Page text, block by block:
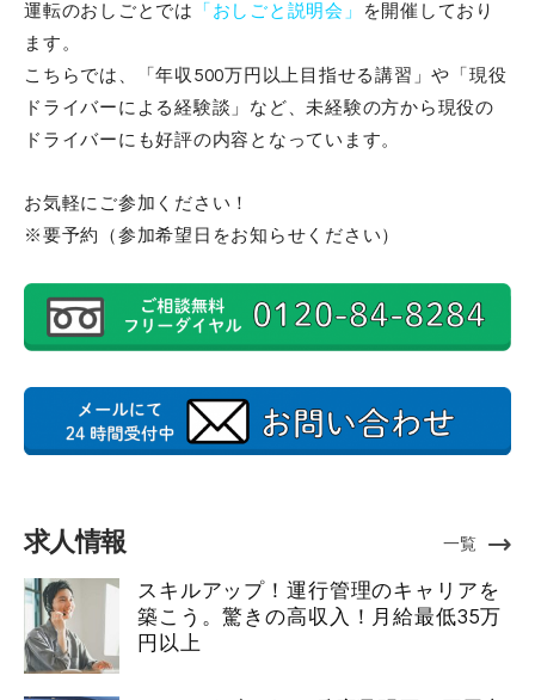
運転のおしごとでは 「 おしごと説明会 」
を開催しており
ます。
こちらでは、「年収500万円以上目指せる講習」や「現役
ドライバーによる経験談」など、未経験の方から現役の
ドライバーにも好評の内容となっています。
お気軽にご参加ください！
※要予約（参加希望日をお知らせください）
求人情報 一覧
スキルアップ！運行管理のキャリアを
築こう。驚きの高収入！月給最低35万
円以上